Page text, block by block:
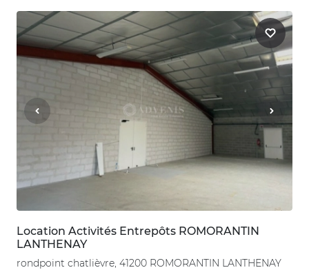
Location Activités Entrepôts ROMORANTIN
LANTHENAY
rondpoint chatlièvre, 41200 ROMORANTIN LANTHENAY